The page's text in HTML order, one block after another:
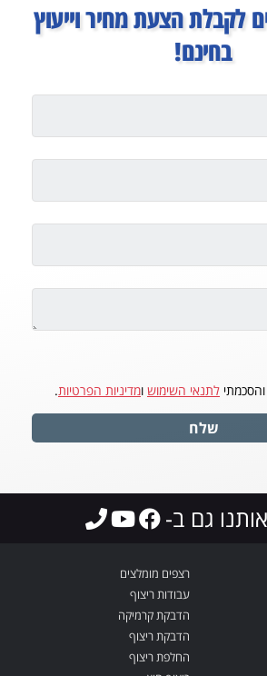
לקבלת הצעת מחיר וייעוץ
בחינם!
לתנאי השימוש ומדיניות הפרטיות.
שלח
גם ב-
רצפים מומלצים
עבודות ריצוף
הדבקת קרמיקה
הדבקת ריצוף
החלפת ריצוף